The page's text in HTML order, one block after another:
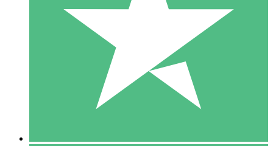
Pague conforme o uso com créditos de download. Sem
1000